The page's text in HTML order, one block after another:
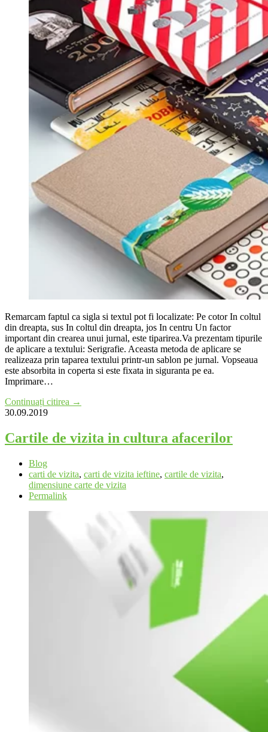
Remarcam faptul ca sigla si textul pot fi localizate: Pe cotor In coltul
din dreapta, sus In coltul din dreapta, jos In centru Un factor
important din crearea unui jurnal, este tiparirea.Va prezentam tipurile
de aplicare a textului: Serigrafie. Aceasta metoda de aplicare se
realizeaza prin taparea textului printr-un sablon pe jurnal. Vopseaua
este absorbita in coperta si este fixata in siguranta pe ea.
Imprimare…
Continuați citirea →
30.09.2019
Cartile de vizita in cultura afacerilor
Blog
carti de vizita, carti de vizita ieftine, cartile de vizita,
dimensiune carte de vizita
Permalink